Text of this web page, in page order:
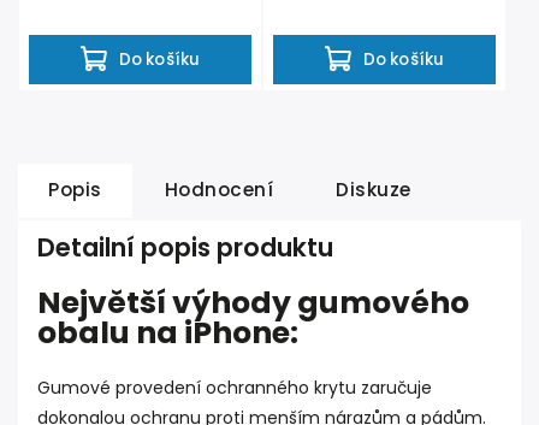
Do košíku Do košíku
Popis Hodnocení Diskuze
Detailní popis produktu
Největší výhody gumového
obalu na iPhone:
Gumové provedení ochranného krytu zaručuje
dokonalou ochranu proti menším nárazům a pádům.